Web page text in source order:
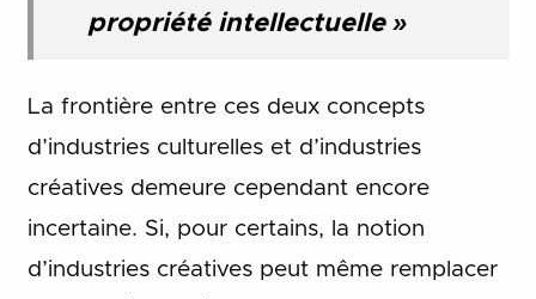
propriété intellectuelle »
La frontière entre ces deux concepts
d’industries culturelles et d’industries
créatives demeure cependant encore
incertaine. Si, pour certains, la notion
d’industries créatives peut même remplacer